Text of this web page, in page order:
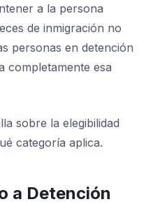
a la persona
de inmigración no
personas en detención
completamente esa
sobre la elegibilidad
categoría aplica.
a Detención